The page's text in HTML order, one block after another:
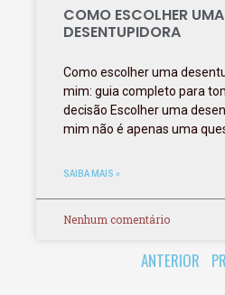
COMO ESCOLHER UMA
DESENTUPIDORA
Como escolher uma
mim: guia completo para
decisão Escolher uma
mim não é apenas uma
SAIBA MAIS »
Nenhum comentário
ANTERIOR